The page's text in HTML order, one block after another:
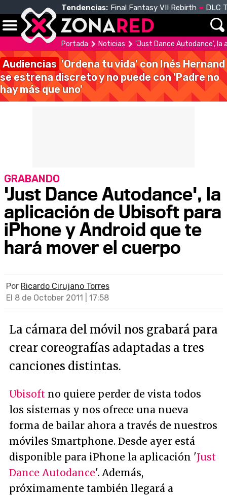
Tendencias: Final Fantasy VII Rebirth DLC
Portada Noticias 'Just Dance Autodance', la
Audiencias 'Ordena tu vida' con Inés Hernand
se estrena discreto y no puede con 'Padre no
hay más que uno'
'Just Dance Autodance', la
aplicación de Ubisoft para
iPhone y Android que te
hará mover el cuerpo
GRABANDO
Por Ricardo Cirujano Torres
El 8 de October 2011 | 17:58
La cámara del móvil nos grabará para
crear coreografías adaptadas a tres
canciones distintas.
Ubisoft no quiere perder de vista todos
los sistemas y nos ofrece una nueva
forma de bailar ahora a través de nuestros
móviles Smartphone. Desde ayer está
disponible para iPhone la aplicación 'Just
Dance Autodance'. Además,
próximamente también llegará a